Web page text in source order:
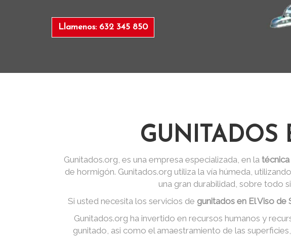
Llamenos: 632 345 850
GUNITADOS
Gunitados.org, es una empresa especializada, en la
de hormigón. Gunitados.org utiliza la vía húmeda,
una gran durabilidad, sobre todo
Si usted necesita los servicios de gunitados en El Viso de
Gunitados.org ha invertido en recursos humanos y
gunitado, asi como el amaestramiento de las